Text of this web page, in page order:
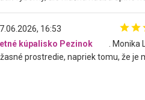
16:53
kúpalisko Pezinok
. Monika